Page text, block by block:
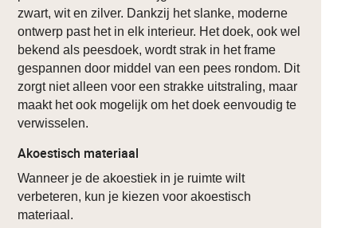
zwart, wit en zilver. Dankzij het slanke, moderne
ontwerp past het in elk interieur. Het doek, ook wel
bekend als peesdoek, wordt strak in het frame
gespannen door middel van een pees rondom. Dit
zorgt niet alleen voor een strakke uitstraling, maar
maakt het ook mogelijk om het doek eenvoudig te
verwisselen.
Akoestisch materiaal
Wanneer je de akoestiek in je ruimte wilt
verbeteren, kun je kiezen voor akoestisch
materiaal.